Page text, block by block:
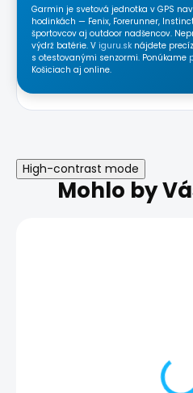
Garmin je svetová jednotka v GPS
hodinkách — Fenix, Forerunner,
športovcov aj outdoor nadšencov.
výdrž batérie. V iguru.sknájdete
s otestovanými senzormi. Ponúkame
Košiciach aj online.
High-contrast mode
Mohlo by
Garmin Forerunner